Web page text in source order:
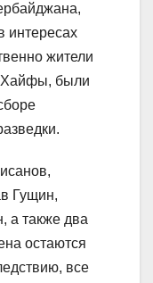
интересах
жители
Хайфы, были
Гущин,
а также два
остаются
все